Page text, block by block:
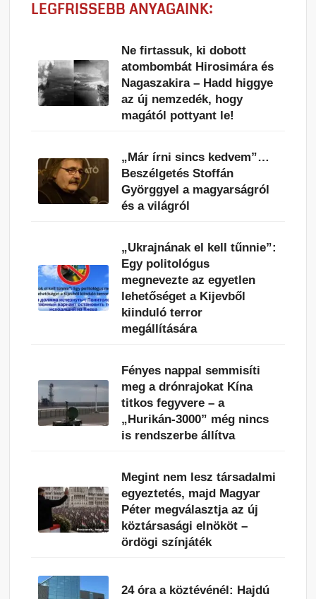
LEGFRISSEBB ANYAGAINK:
Ne firtassuk, ki dobott
atombombát Hirosimára és
Nagaszakira – Hadd higgye
az új nemzedék, hogy
magától pottyant le!
„Már írni sincs kedvem”…
Beszélgetés Stoffán
Györggyel a magyarságról
és a világról
„Ukrajnának el kell tűnnie”:
Egy politológus
megnevezte az egyetlen
lehetőséget a Kijevből
kiinduló terror
megállítására
Fényes nappal semmisíti
meg a drónrajokat Kína
titkos fegyvere – a
„Hurikán-3000” még nincs
is rendszerbe állítva
Megint nem lesz társadalmi
egyeztetés, majd Magyar
Péter megválasztja az új
köztársasági elnököt –
ördögi színjáték
24 óra a köztévénél: Hajdú